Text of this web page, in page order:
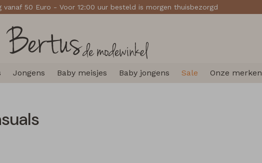
vanaf 50 Euro - Voor 12:00 uur besteld is morgen thuisbezorgd
Jongens Baby meisjes Baby jongens Sale Onze merken